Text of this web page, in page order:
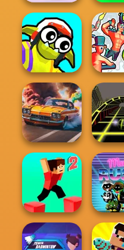
Boxing Gang
Stars
Funny Blade &
Magic
Funny
3D Car Simulator Ball